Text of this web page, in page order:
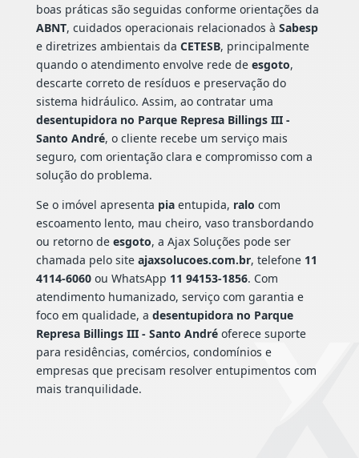
boas práticas são seguidas conforme orientações da
ABNT, cuidados operacionais relacionados à Sabesp
e diretrizes ambientais da CETESB, principalmente
quando o atendimento envolve rede de esgoto,
descarte correto de resíduos e preservação do
sistema hidráulico. Assim, ao contratar uma
desentupidora no Parque Represa Billings III -
Santo André, o cliente recebe um serviço mais
seguro, com orientação clara e compromisso com a
solução do problema.
Se o imóvel apresenta piaentupida, ralo com
escoamento lento, mau cheiro, vaso transbordando
ou retorno de esgoto, a Ajax Soluções pode ser
chamada pelo site ajaxsolucoes.com.br, telefone 11
4114-6060ou WhatsApp 11 94153-1856. Com
atendimento humanizado, serviço com garantia e
foco em qualidade, a desentupidora no Parque
Represa Billings III - Santo Andréoferece suporte
para residências, comércios, condomínios e
empresas que precisam resolver entupimentos com
mais tranquilidade.